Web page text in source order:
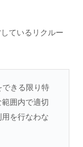
ているリクルー
できる限り特
囲内で適切
を行なわな